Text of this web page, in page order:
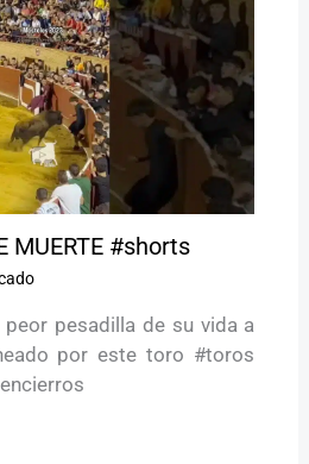
MUERTE #shorts
pesadilla de su vida a
por este toro #toros